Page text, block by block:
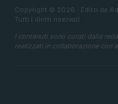
Copyright © 2026 · Edito da
Tutti i diritti riservati
I contenuti sono curati dalla
realizzati in collaborazione con